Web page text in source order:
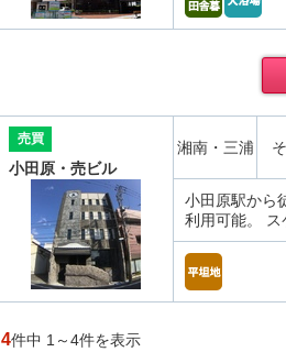
売買
小田原・売ビル
湘南・三浦
小田原駅から
利用可能。 ス
4件中 1～4件を表示